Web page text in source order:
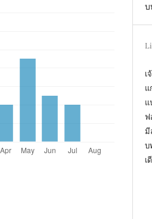
บ
เ
แ
แ
ฟ
มี
บ
เ